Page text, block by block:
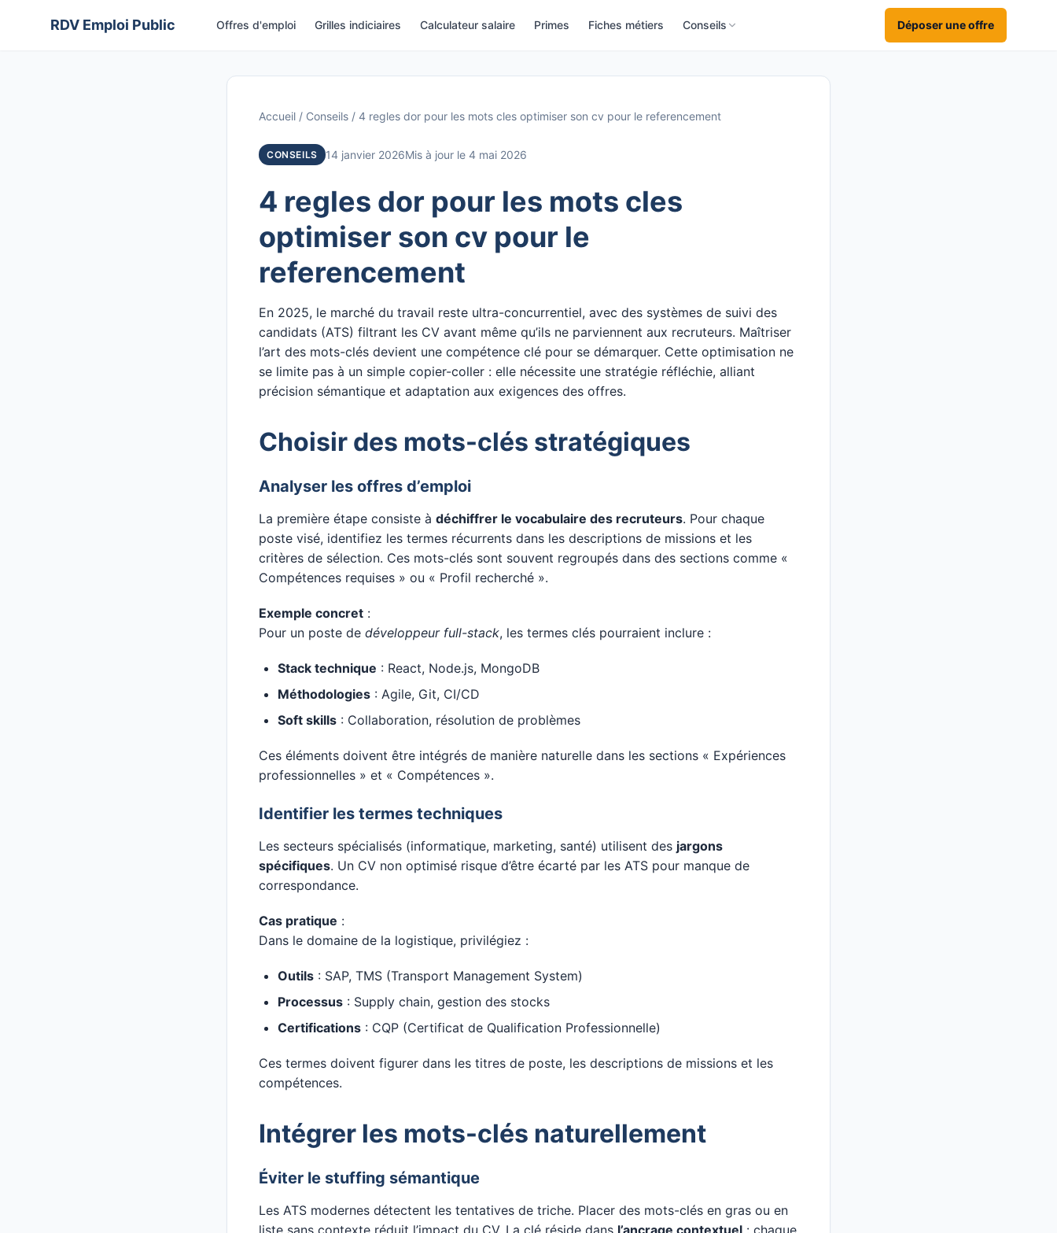
RDV Emploi Public Offres d'emploi Grilles indiciaires Calculateur salaire Primes Fiches métiers Conseils Déposer une offre
Accueil / Conseils / 4 regles dor pour les mots cles optimiser son cv pour le referencement
CONSEILS 14 janvier 2026Mis à jour le 4 mai 2026
4 regles dor pour les mots cles
optimiser son cv pour le
referencement
En 2025, le marché du travail reste ultra-concurrentiel, avec des systèmes de suivi des
candidats (ATS) filtrant les CV avant même qu’ils ne parviennent aux recruteurs. Maîtriser
l’art des mots-clés devient une compétence clé pour se démarquer. Cette optimisation ne
se limite pas à un simple copier-coller : elle nécessite une stratégie réfléchie, alliant
précision sémantique et adaptation aux exigences des offres.
Choisir des mots-clés stratégiques
Analyser les offres d’emploi
La première étape consiste à déchiffrer le vocabulaire des recruteurs. Pour chaque
poste visé, identifiez les termes récurrents dans les descriptions de missions et les
critères de sélection. Ces mots-clés sont souvent regroupés dans des sections comme «
Compétences requises » ou « Profil recherché ».
Exemple concret :
Pour un poste de développeur full-stack, les termes clés pourraient inclure :
Stack technique : React, Node.js, MongoDB
Méthodologies : Agile, Git, CI/CD
Soft skills : Collaboration, résolution de problèmes
Ces éléments doivent être intégrés de manière naturelle dans les sections « Expériences
professionnelles » et « Compétences ».
Identifier les termes techniques
Les secteurs spécialisés (informatique, marketing, santé) utilisent des jargons
spécifiques. Un CV non optimisé risque d’être écarté par les ATS pour manque de
correspondance.
Cas pratique :
Dans le domaine de la logistique, privilégiez :
Outils : SAP, TMS (Transport Management System)
Processus : Supply chain, gestion des stocks
Certifications : CQP (Certificat de Qualification Professionnelle)
Ces termes doivent figurer dans les titres de poste, les descriptions de missions et les
compétences.
Intégrer les mots-clés naturellement
Éviter le stuffing sémantique
Les ATS modernes détectent les tentatives de triche. Placer des mots-clés en gras ou en
liste sans contexte réduit l’impact du CV. La clé réside dans l’ancrage contextuel : chaque